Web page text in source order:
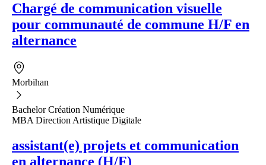
Chargé de communication visuelle
pour communauté de commune H/F en
alternance
Morbihan
Bachelor Création Numérique
MBA Direction Artistique Digitale
assistant(e) projets et communication
en alternance (H/F)